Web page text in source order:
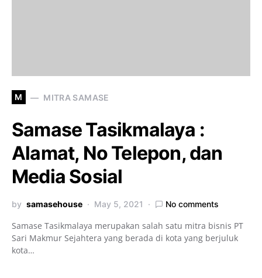
M MITRA SAMASE
Samase Tasikmalaya :
Alamat, No Telepon, dan
Media Sosial
by samasehouse May 5, 2021 No comments
Samase Tasikmalaya merupakan salah satu mitra bisnis PT
Sari Makmur Sejahtera yang berada di kota yang berjuluk
kota…